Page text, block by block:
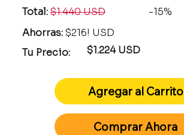
Total:$1.440 USD
Tu Precio:
Agregar al Carrito
$1.224 USD
-15%
Ahorras:$216! USD
Comprar Ahora